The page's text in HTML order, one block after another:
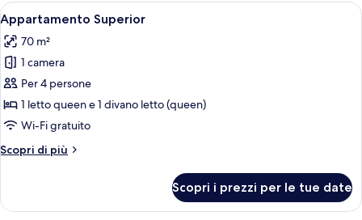
Apri
tutte
le
foto
per
Appartamento
Superior
Una moderna camera d'hotel con
10
Appartamento Superior
70 m²
1 camera
Per 4 persone
1 letto queen e 1 divano letto (queen)
Wi-Fi gratuito
Scopri di più
Altri
Superior
Scopri i prezzi per le tue date